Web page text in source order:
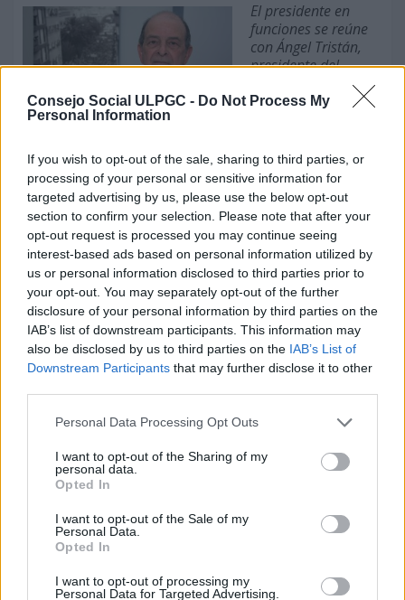
Consejo Social ULPGC - Do Not Process My
Personal Information
If you wish to opt-out of the sale, sharing to third parties, or
processing of your personal or sensitive information for
targeted advertising by us, please use the below opt-out
section to confirm your selection. Please note that after your
opt-out request is processed you may continue seeing
interest-based ads based on personal information utilized by
us or personal information disclosed to third parties prior to
your opt-out. You may separately opt-out of the further
disclosure of your personal information by third parties on the
IAB’s list of downstream participants. This information may
also be disclosed by us to third parties on the IAB’s List of
Downstream Participants that may further disclose it to other
Personal Data Processing Opt Outs
I want to opt-out of the Sharing of my
personal data.
Opted In
I want to opt-out of the Sale of my
Personal Data.
Opted In
I want to opt-out of processing my
Personal Data for Targeted Advertising.
El presidente en
funciones se reúne
con Ángel Tristán,
presidente del
Consejo Social de la
ULPGC.
Gran Canaria, 22
de junio de 2015.Paulino Rivero, presidente en
funciones del Gobierno de Canarias, le trasladó ayer
a Ángel Tristán, presidente del Consejo Social de la
ULPGC, su convicción de que, como ha propuesto
este órgano y el rectorado, la universidad canaria
necesita un marco de financiación estable y que el
mejor modelo es recuperar tras la interrupción por
la crisis, un contrato programa que, según Rivero,
“debería tener una vigencia de cuatro o cinco años”.
Ángel Tristán, que pidió la audiencia “por un
elemental deber de cortesía” le expresó que la
ULPGC no tiene ningún problema en que una parte
de ese contrato-programa sea por objetivos
un repaso a la actualidad universitaria y al
los que la Comunidad Autónoma ha dotado de un
creciente protagonismo como instrumentos para el
La reunión se prolongó durante cuarenta minutos.
Por otra parte, Ángel Tristán Pimienta ha solicitado
Vicepresidente en funciones, José Miguel Pérez,